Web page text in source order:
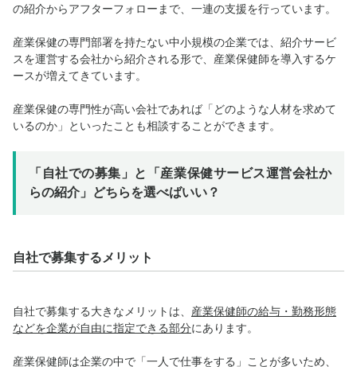
の紹介からアフターフォローまで、一連の支援を行っています。
産業保健の専門部署を持たない中小規模の企業では、紹介サービ
スを運営する会社から紹介される形で、産業保健師を導入するケ
ースが増えてきています。
産業保健の専門性が高い会社であれば「どのような人材を求めて
いるのか」といったことも相談することができます。
「自社での募集」と「産業保健サービス運営会社か
らの紹介」どちらを選べばいい？
自社で募集するメリット
自社で募集する大きなメリットは、 産業保健師の給与・勤務形態
などを企業が自由に指定できる部分にあります。
産業保健師は企業の中で「一人で仕事をする」ことが多いため、